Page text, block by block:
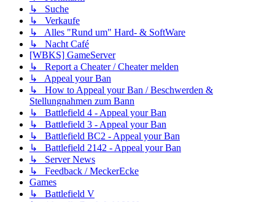
↳ Suche
↳ Verkaufe
↳ Alles "Rund um" Hard- & SoftWare
↳ Nacht Café
[WBKS] GameServer
↳ Report a Cheater / Cheater melden
↳ Appeal your Ban
↳ How to Appeal your Ban / Beschwerden &
Stellungnahmen zum Bann
↳ Battlefield 4 - Appeal your Ban
↳ Battlefield 3 - Appeal your Ban
↳ Battlefield BC2 - Appeal your Ban
↳ Battlefield 2142 - Appeal your Ban
↳ Server News
↳ Feedback / MeckerEcke
Games
↳ Battlefield V